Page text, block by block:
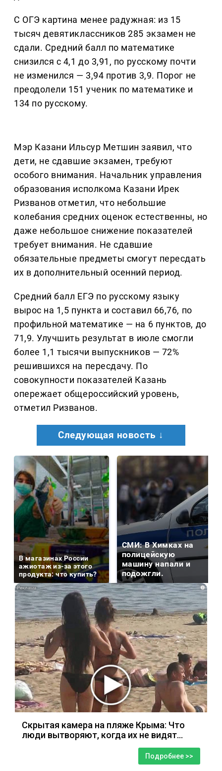
С ОГЭ картина менее радужная: из 15
тысяч девятиклассников 285 экзамен не
сдали. Средний балл по математике
снизился с 4,1 до 3,91, по русскому почти
не изменился — 3,94 против 3,9. Порог не
преодолели 151 ученик по математике и
134 по русскому.
Мэр Казани Ильсур Метшин заявил, что
дети, не сдавшие экзамен, требуют
особого внимания. Начальник управления
образования исполкома Казани Ирек
Ризванов отметил, что небольшие
колебания средних оценок естественны, но
даже небольшое снижение показателей
требует внимания. Не сдавшие
обязательные предметы смогут пересдать
их в дополнительный осенний период.
Средний балл ЕГЭ по русскому языку
вырос на 1,5 пункта и составил 66,76, по
профильной математике — на 6 пунктов, до
71,9. Улучшить результат в июле смогли
более 1,1 тысячи выпускников — 72%
решившихся на пересдачу. По
совокупности показателей Казань
опережает общероссийский уровень,
отметил Ризванов.
Следующая новость ↓
В магазинах России
ажиотаж из-за этого
продукта: что купить?
СМИ: В Химках на
полицейскую
машину напали и
подожгли.
i
Скрытая камера на пляже Крыма: Что
люди вытворяют, когда их не видят...
Подробнее >>